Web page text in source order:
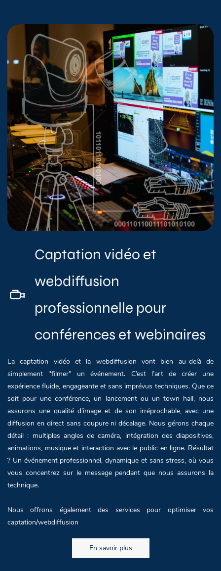
Captation vidéo et
webdiffusion
professionnelle pour
conférences et webinaires
La captation vidéo et la webdiffusion vont bien au-delà de
simplement "filmer" un événement. C’est l’art de créer une
expérience fluide, engageante et sans imprévus techniques. Que ce
soit pour une conférence, un lancement ou un town hall, nous
assurons une qualité d’image et de son irréprochable, avec une
diffusion en direct sans coupure ni décalage. Nous gérons chaque
détail : multiples angles de caméra, intégration des diapositives,
animations, musique et interaction avec le public en ligne. Résultat
? Un événement professionnel, dynamique et sans stress, où vous
vous concentrez sur le message pendant que nous assurons la
technique.
Nous offrons également des services pour optimiser vos
captation/webdiffusion
En savoir plus